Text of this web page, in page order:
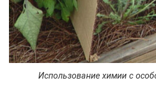
Использование химии с